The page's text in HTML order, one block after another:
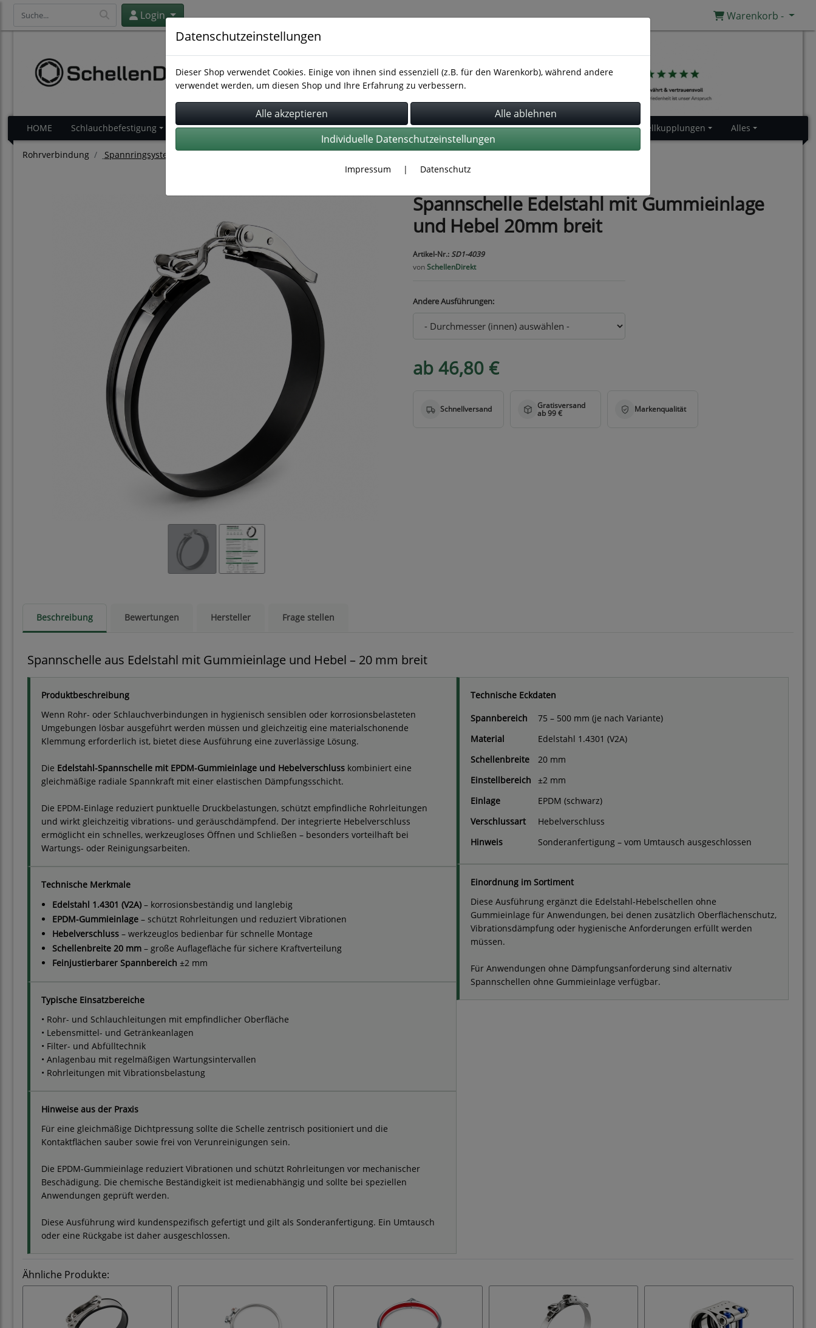
Login Warenkorb -
HOME Schlauchbefestigung Schlauchverbindung Rohrbefestigung Rohrverbindung Schläuche Gummiprofile Schnellkupplungen Alles
Rohrverbindung Spannringsysteme
Spannschelle Edelstahl mit Gummieinlage
und Hebel 20mm breit
Artikel-Nr.: SD1-4039
vonSchellenDirekt
Andere Ausführungen:
ab 46,80 €
Beschreibung Bewertungen Hersteller Frage stellen
Spannschelle aus Edelstahl mit Gummieinlage und Hebel – 20 mm breit
Produktbeschreibung
Wenn Rohr- oder Schlauchverbindungen in hygienisch sensiblen oder korrosionsbelasteten
Umgebungen lösbar ausgeführt werden müssen und gleichzeitig eine materialschonende
Klemmung erforderlich ist, bietet diese Ausführung eine zuverlässige Lösung.
Die Edelstahl-Spannschelle mit EPDM-Gummieinlage und Hebelverschluss kombiniert eine
gleichmäßige radiale Spannkraft mit einer elastischen Dämpfungsschicht.
Die EPDM-Einlage reduziert punktuelle Druckbelastungen, schützt empfindliche Rohrleitungen
und wirkt gleichzeitig vibrations- und geräuschdämpfend. Der integrierte Hebelverschluss
ermöglicht ein schnelles, werkzeugloses Öffnen und Schließen – besonders vorteilhaft bei
Wartungs- oder Reinigungsarbeiten.
Technische Merkmale
Edelstahl 1.4301 (V2A) – korrosionsbeständig und langlebig
EPDM-Gummieinlage – schützt Rohrleitungen und reduziert Vibrationen
Hebelverschluss – werkzeuglos bedienbar für schnelle Montage
Schellenbreite 20 mm – große Auflagefläche für sichere Kraftverteilung
Feinjustierbarer Spannbereich ±2 mm
Typische Einsatzbereiche
• Rohr- und Schlauchleitungen mit empfindlicher Oberfläche
• Lebensmittel- und Getränkeanlagen
• Filter- und Abfülltechnik
• Anlagenbau mit regelmäßigen Wartungsintervallen
• Rohrleitungen mit Vibrationsbelastung
Hinweise aus der Praxis
Für eine gleichmäßige Dichtpressung sollte die Schelle zentrisch positioniert und die
Kontaktflächen sauber sowie frei von Verunreinigungen sein.
Die EPDM-Gummieinlage reduziert Vibrationen und schützt Rohrleitungen vor mechanischer
Beschädigung. Die chemische Beständigkeit ist medienabhängig und sollte bei speziellen
Anwendungen geprüft werden.
Diese Ausführung wird kundenspezifisch gefertigt und gilt als Sonderanfertigung. Ein Umtausch
oder eine Rückgabe ist daher ausgeschlossen.
Technische Eckdaten
Spannbereich
75 – 500 mm (je nach Variante)
Material
Edelstahl 1.4301 (V2A)
Schellenbreite
20 mm
Einstellbereich
±2 mm
Einlage
EPDM (schwarz)
Verschlussart
Hebelverschluss
Hinweis
Sonderanfertigung – vom Umtausch ausgeschlossen
Einordnung im Sortiment
Diese Ausführung ergänzt die Edelstahl-Hebelschellen ohne
Gummieinlage für Anwendungen, bei denen zusätzlich Oberflächenschutz,
Vibrationsdämpfung oder hygienische Anforderungen erfüllt werden
müssen.
Für Anwendungen ohne Dämpfungsanforderung sind alternativ
Spannschellen ohne Gummieinlage verfügbar.
Ähnliche Produkte:
Datenschutzeinstellungen
Dieser Shop verwendet Cookies. Einige von ihnen sind essenziell (z.B. für den Warenkorb), während andere
verwendet werden, um diesen Shop und Ihre Erfahrung zu verbessern.
Individuelle Datenschutzeinstellungen
Impressum | Datenschutz